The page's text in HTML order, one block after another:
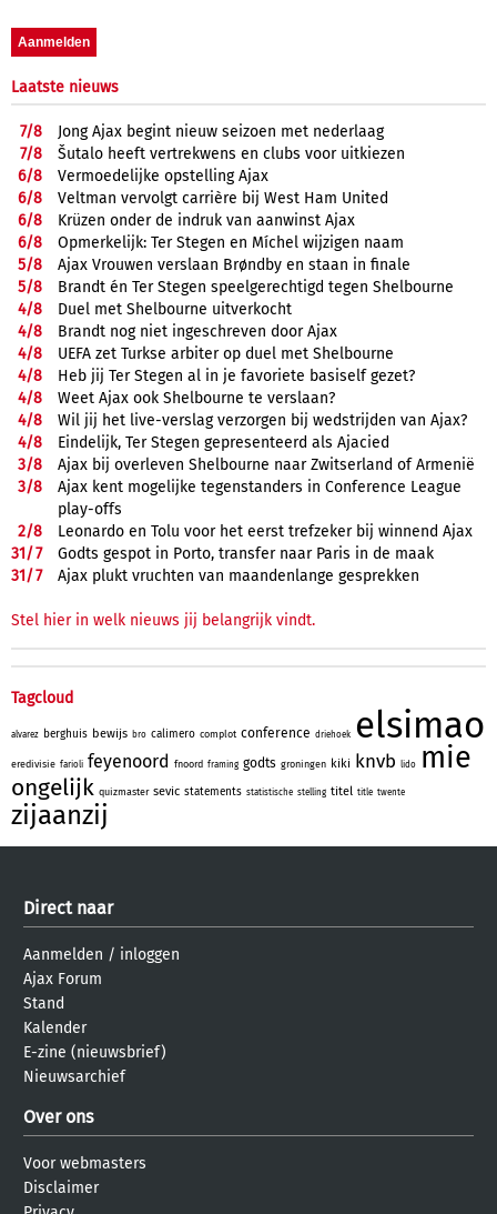
Laatste nieuws
7/8
Jong Ajax begint nieuw seizoen met nederlaag
7/8
Šutalo heeft vertrekwens en clubs voor uitkiezen
6/8
Vermoedelijke opstelling Ajax
6/8
Veltman vervolgt carrière bij West Ham United
6/8
Krüzen onder de indruk van aanwinst Ajax
6/8
Opmerkelijk: Ter Stegen en Míchel wijzigen naam
5/8
Ajax Vrouwen verslaan Brøndby en staan in finale
5/8
Brandt én Ter Stegen speelgerechtigd tegen Shelbourne
4/8
Duel met Shelbourne uitverkocht
4/8
Brandt nog niet ingeschreven door Ajax
4/8
UEFA zet Turkse arbiter op duel met Shelbourne
4/8
Heb jij Ter Stegen al in je favoriete basiself gezet?
4/8
Weet Ajax ook Shelbourne te verslaan?
4/8
Wil jij het live-verslag verzorgen bij wedstrijden van Ajax?
4/8
Eindelijk, Ter Stegen gepresenteerd als Ajacied
3/8
Ajax bij overleven Shelbourne naar Zwitserland of Armenië
3/8
Ajax kent mogelijke tegenstanders in Conference League
play-offs
2/8
Leonardo en Tolu voor het eerst trefzeker bij winnend Ajax
31/7
Godts gespot in Porto, transfer naar Paris in de maak
31/7 Ajax plukt vruchten van maandenlange gesprekken
Stel hier in welk nieuws jij belangrijk vindt.
Tagcloud
alvarez berghuis bewijs bro calimero complot conference driehoek elsimao
eredivisie farioli feyenoord fnoord framing godts groningen kiki knvb lido mie
ongelijk quizmaster sevic statements statistische stelling titel title twente
zijaanzij
Direct naar
Aanmelden / inloggen
Ajax Forum
Stand
Kalender
E-zine (nieuwsbrief)
Nieuwsarchief
Over ons
Voor webmasters
Disclaimer